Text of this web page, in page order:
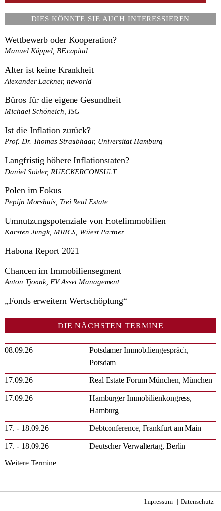
DIES KÖNNTE SIE AUCH INTERESSIEREN
Wettbewerb oder Kooperation?
Manuel Köppel, BF.capital
Alter ist keine Krankheit
Alexander Lackner, neworld
Büros für die eigene Gesundheit
Michael Schöneich, ISG
Ist die Inflation zurück?
Prof. Dr. Thomas Straubhaar, Universität Hamburg
Langfristig höhere Inflationsraten?
Daniel Sohler, RUECKERCONSULT
Polen im Fokus
Pepijn Morshuis, Trei Real Estate
Umnutzungspotenziale von Hotelimmobilien
Karsten Jungk, MRICS, Wüest Partner
Habona Report 2021
Chancen im Immobiliensegment
Anton Tjoonk, EV Asset Management
„Fonds erweitern Wertschöpfung“
DIE NÄCHSTEN TERMINE
08.09.26
Potsdamer Immobiliengespräch,
Potsdam
17.09.26 Real Estate Forum München, München
17.09.26
Hamburger Immobilienkongress,
Hamburg
17. - 18.09.26 Debtconference, Frankfurt am Main
17. - 18.09.26
Deutscher Verwaltertag, Berlin
Weitere Termine …
Impressum Datenschutz